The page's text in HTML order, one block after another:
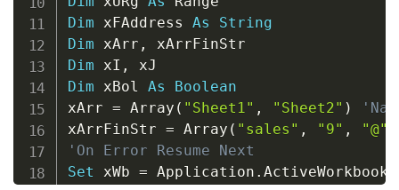
    MsgBox
"Successfully deleted."
Else
     MsgBox
End
If
End
Dim xFAddress As
String
Dim xArr ,
Dim xI ,
Dim xBol As
Boolean
xArr = Array ( "Sheet1" , "Sheet2" )
xArrFinStr = Array ( "sales" , "9" , "@"
'On Error Resume Next
Set xWb = Application . ActiveWorkbook